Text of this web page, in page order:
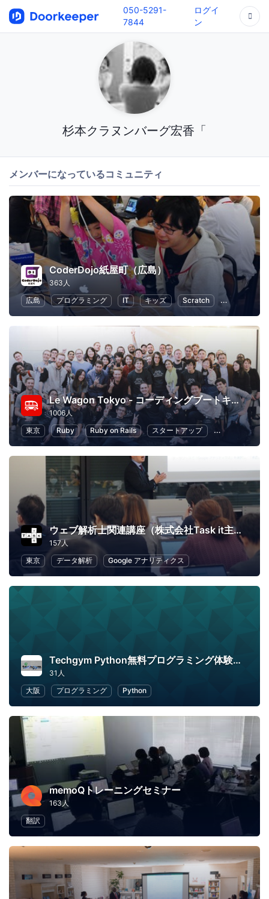
050-5291-
7844
ログイ
ン
杉本クラヌンバーグ宏香「
メンバーになっているコミュニティ
CoderDojo紙屋町（広島）
363人
広島
プログラミング IT キッズ Scratch 子供向けプ
Le Wagon Tokyo - コーディングブートキャンプ
1006人
東京
Ruby Ruby on Rails スタートアップ 起業 初心
ウェブ解析士関連講座（株式会社Task it主催）
157人
東京
データ解析 Google アナリティクス
Techgym Python無料プログラミング体験講座
31人
大阪
プログラミング Python
memoQトレーニングセミナー
163人
翻訳